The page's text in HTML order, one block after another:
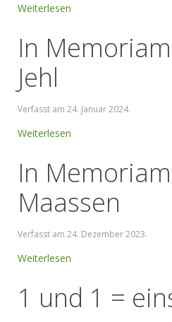
Weiterlesen
In
Jehl
Verfasst am 24. Januar 2024.
Weiterlesen
In
Maassen
Verfasst am 24. Dezember 2023.
Weiterlesen
1 und 1 =